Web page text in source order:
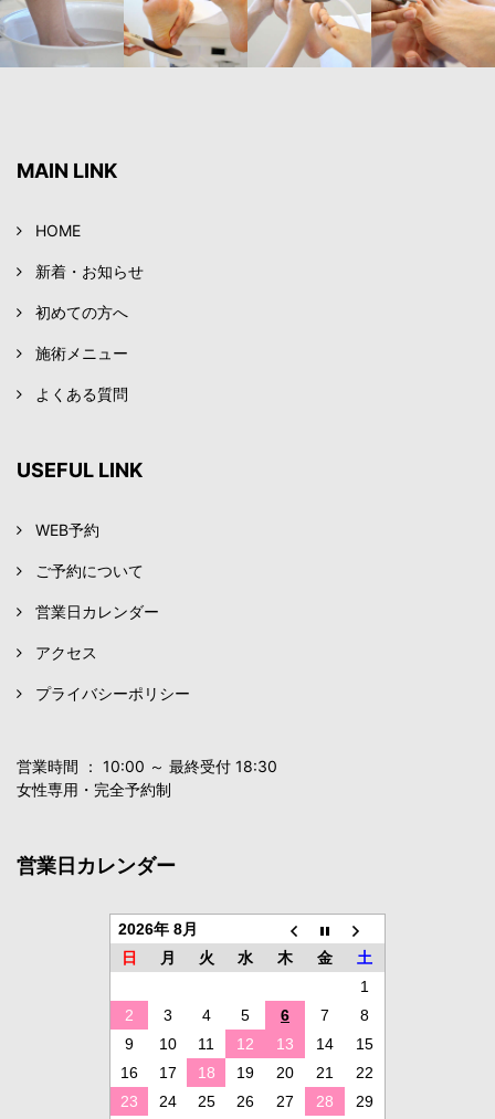
MAIN LINK
HOME
新着・お知らせ
初めての方へ
施術メニュー
よくある質問
USEFUL LINK
WEB予約
ご予約について
営業日カレンダー
アクセス
プライバシーポリシー
営業時間 ： 10:00 ～ 最終受付 18:30
女性専用・完全予約制
営業日カレンダー
2026年 8月
日
月 火 水 木 金
土
1
2
3 4 5 6 7
8
9
10 11 12 13 14
15
16
17 18 19 20 21
22
23
24 25 26 27 28
29